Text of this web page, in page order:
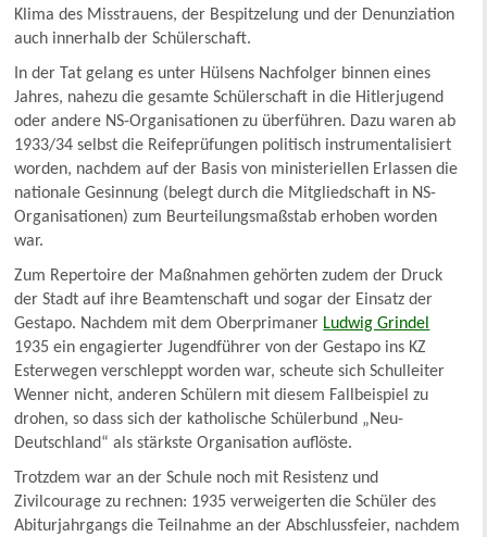
Klima des Misstrauens, der Bespitzelung und der Denunziation
auch innerhalb der Schülerschaft.
In der Tat gelang es unter Hülsens Nachfolger binnen eines
Jahres, nahezu die gesamte Schülerschaft in die Hitlerjugend
oder andere NS-Organisationen zu überführen. Dazu waren ab
1933/34 selbst die Reifeprüfungen politisch instrumentalisiert
worden, nachdem auf der Basis von ministeriellen Erlassen die
nationale Gesinnung (belegt durch die Mitgliedschaft in NS-
Organisationen) zum Beurteilungsmaßstab erhoben worden
war.
Zum Repertoire der Maßnahmen gehörten zudem der Druck
der Stadt auf ihre Beamtenschaft und sogar der Einsatz der
Gestapo. Nachdem mit dem Oberprimaner Ludwig Grindel
1935 ein engagierter Jugendführer von der Gestapo ins KZ
Esterwegen verschleppt worden war, scheute sich Schulleiter
Wenner nicht, anderen Schülern mit diesem Fallbeispiel zu
drohen, so dass sich der katholische Schülerbund „Neu-
Deutschland“ als stärkste Organisation auflöste.
Trotzdem war an der Schule noch mit Resistenz und
Zivilcourage zu rechnen: 1935 verweigerten die Schüler des
Abiturjahrgangs die Teilnahme an der Abschlussfeier, nachdem